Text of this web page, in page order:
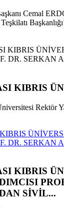
Cemal
KIBRIS
Rektör
DR. SERKAN
KIBRIS
SİVİL...